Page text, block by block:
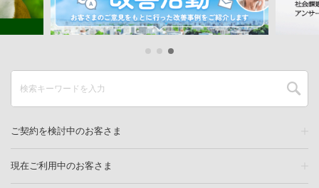
ご契約を検討中のお客さま
現在ご利用中のお客さま